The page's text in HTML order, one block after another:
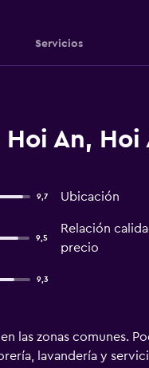
Servicios
An, Hoi
9,7 Ubicación
9,5
Relación
precio
9,3
las zonas comunes.
lavandería y